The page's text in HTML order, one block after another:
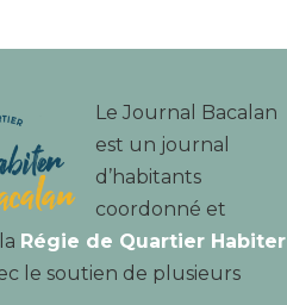
Le Journal Bacalan
est un journal
d’habitants
coordonné et
Régie de Quartier Habiter
le soutien de plusieurs